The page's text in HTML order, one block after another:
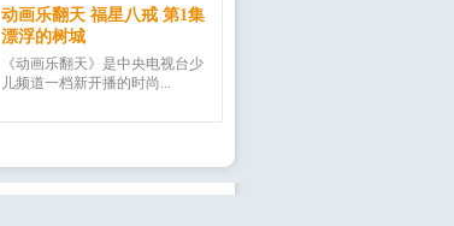
动画乐翻天 福星八戒 第1集
漂浮的树城
《动画乐翻天》是中央电视台少
儿频道一档新开播的时尚...